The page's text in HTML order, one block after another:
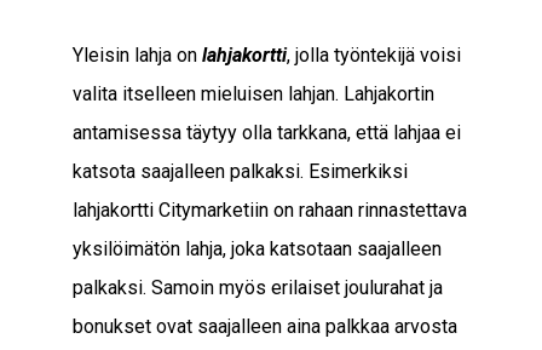
Yleisin lahja on lahjakortti, jolla työntekijä voisi
valita itselleen mieluisen lahjan. Lahjakortin
antamisessa täytyy olla tarkkana, että lahjaa ei
katsota saajalleen palkaksi. Esimerkiksi
lahjakortti Citymarketiin on rahaan rinnastettava
yksilöimätön lahja, joka katsotaan saajalleen
palkaksi. Samoin myös erilaiset joulurahat ja
bonukset ovat saajalleen aina palkkaa arvosta